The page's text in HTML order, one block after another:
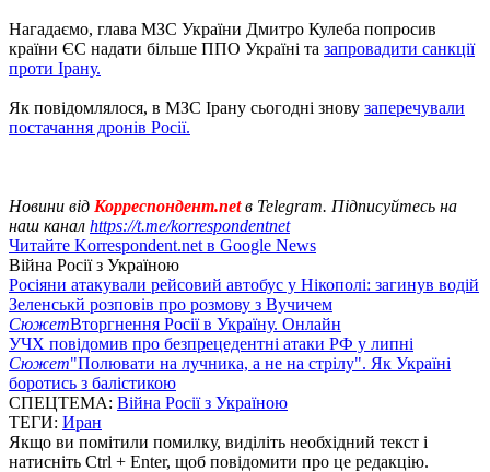
Нагадаємо, глава МЗС України Дмитро Кулеба попросив
країни ЄС надати більше ППО Україні та запровадити санкції
проти Ірану.
Як повідомлялося, в МЗС Ірану сьогодні знову заперечували
постачання дронів Росії.
Новини від Корреспондент.netв Telegram. Підписуйтесь на
наш канал https://t.me/korrespondentnet
Читайте Korrespondent.net в Google News
Війна Росії з Україною
Росіяни атакували рейсовий автобус у Нікополі: загинув водій
Зеленськй розповів про розмову з Вучичем
СюжетВторгнення Росії в Україну. Онлайн
УЧХ повідомив про безпрецедентні атаки РФ у липні
Сюжет"Полювати на лучника, а не на стрілу". Як Україні
боротись з балістикою
СПЕЦТЕМА: Війна Росії з Україною
ТЕГИ: Иран
Якщо ви помітили помилку, виділіть необхідний текст і
натисніть Ctrl + Enter, щоб повідомити про це редакцію.